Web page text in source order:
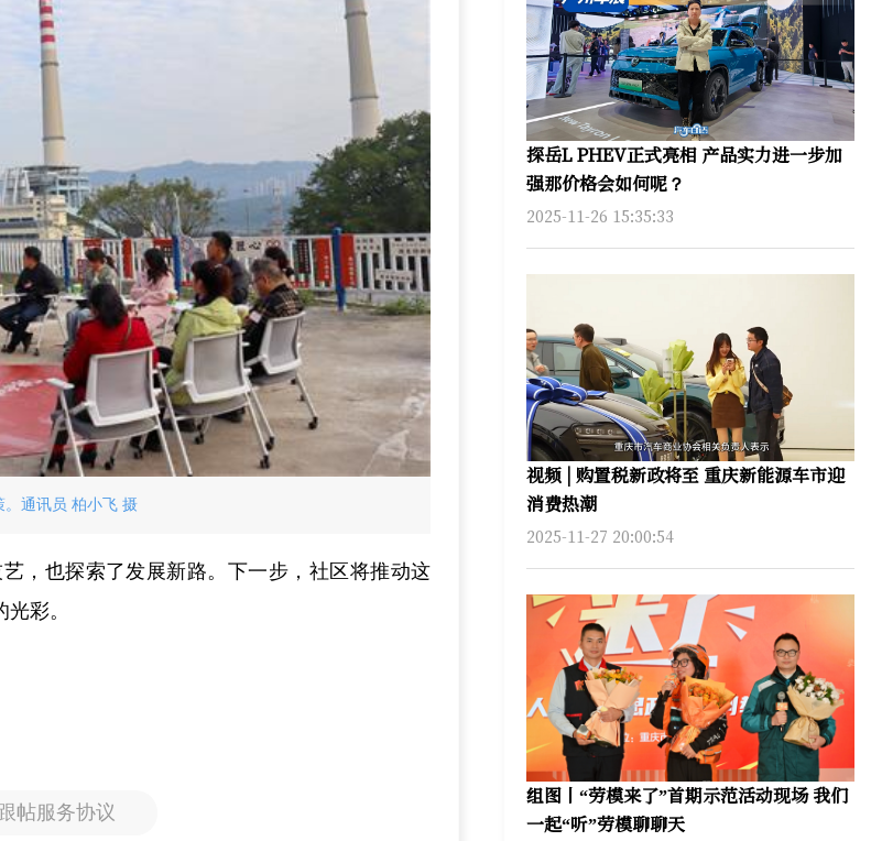
。通讯员 柏小飞 摄
，也探索了发展新路。下一步，社区将推动这
彩。
帖服务协议
探岳L PHEV正式亮相 产品实力进一步加
强那价格会如何呢？
2025-11-26 15:35:33
视频 | 购置税新政将至 重庆新能源车市迎
消费热潮
2025-11-27 20:00:54
组图丨“劳模来了”首期示范活动现场 我们
一起“听”劳模聊聊天